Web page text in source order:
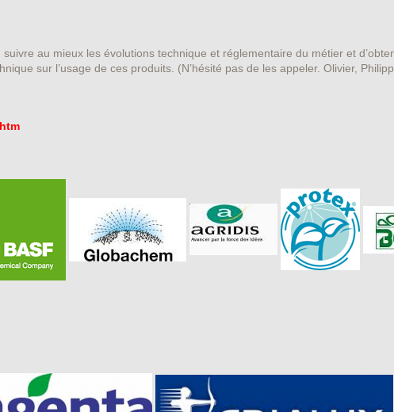
au mieux les évolutions technique et réglementaire du métier et
sur l’usage de ces produits. (N’hésité pas de les appeler. Olivier,